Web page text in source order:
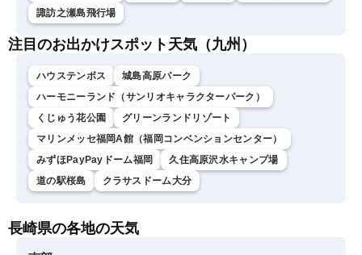
諏訪之瀬島飛行場
注目のお出かけスポット天気（九州）
ハウステンボス
城島高原パーク
ハーモニーランド（サンリオキャラクターパーク）
くじゅう花公園
グリーンランドリゾート
マリンメッセ福岡A館（福岡コンベンションセンター）
みずほPayPayドーム福岡
久住高原沢水キャンプ場
道の駅桜島
クラサスドーム大分
長崎県の各地の天気